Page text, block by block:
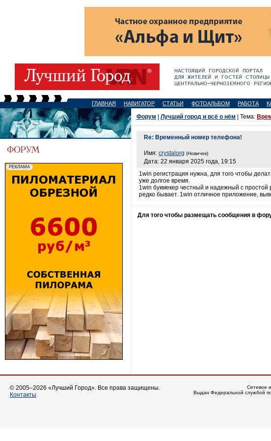
ГЛАВНАЯ НАВИГАТОР СТАТЬИ ФОТОАЛЬБОМ РАБОТА
Форум Лучший город и всё о нём | Тема:
Re: Временный номер телефона!
Имя: crystalorg (Новичок)
Дата: 22 января 2025 года, 19:15
1win регистрация нужна, для того чтобы
уже долгое время.
1win букмекер честный и надежный с
редко бывает. 1win отличное приложение,
Для того чтобы размещать сообщения в
© 2005–2026 «Лучший Город». Все права защищены.
Контакты
Сетевое
Выдан Федеральной службой